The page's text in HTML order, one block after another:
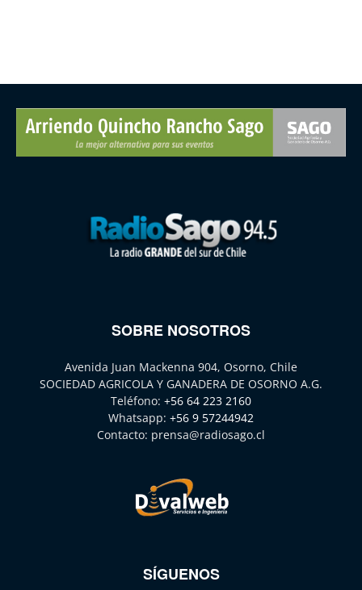
SOBRE NOSOTROS
Avenida Juan Mackenna 904, Osorno, Chile
SOCIEDAD AGRICOLA Y GANADERA DE OSORNO A.G.
Teléfono: +56 64 223 2160
Whatsapp: +56 9 57244942
Contacto: prensa@radiosago.cl
SÍGUENOS